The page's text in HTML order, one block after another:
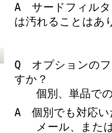
A サードフィルタ
は汚れることはあ
Q オプションのフ
すか？
個別、単品での
A 個別でも対応い
メール、または